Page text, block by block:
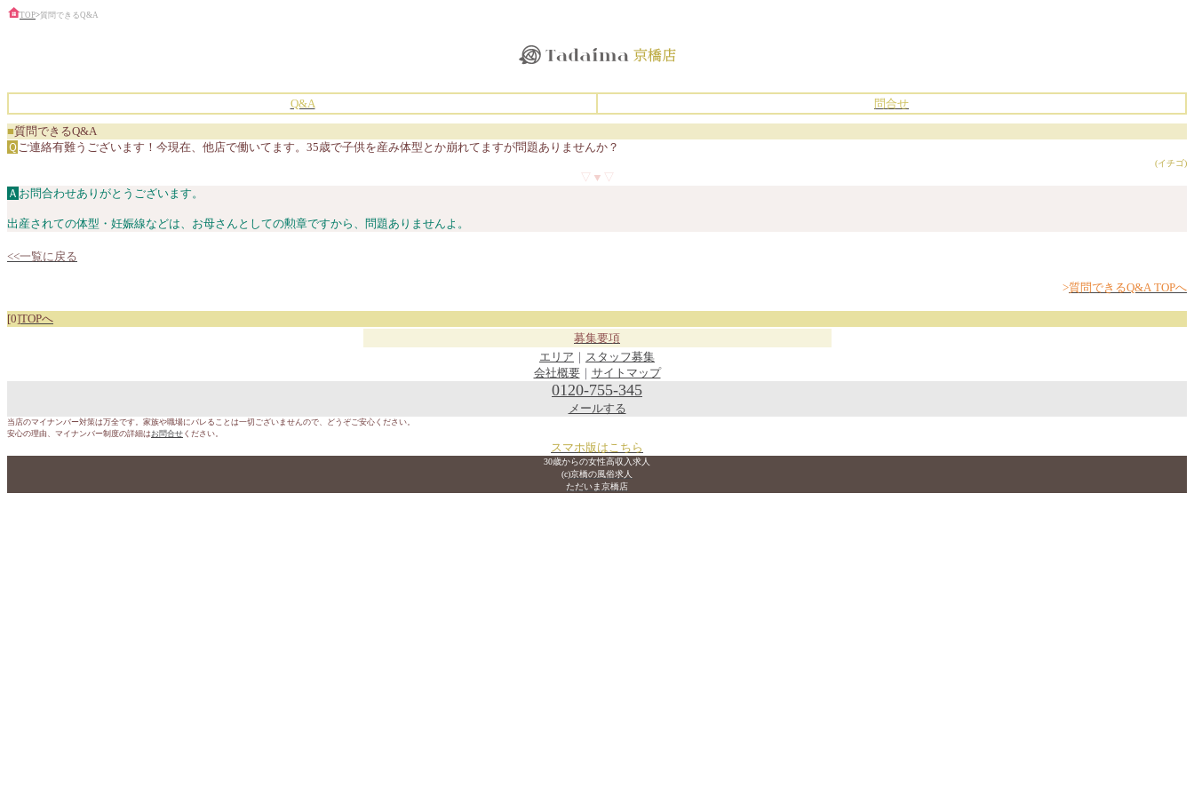
TOP>質問できるQ&A
Q&A 問合せ
■質問できるQ&A
Ｑご連絡有難うございます！今現在、他店で働いてます。35歳で子供を産み体型とか崩れてますが問題ありませんか？
(イチゴ)
▽▼▽
Ａ お問合わせありがとうございます。
出産されての体型・妊娠線などは、お母さんとしての勲章ですから、問題ありませんよ。
<<一覧に戻る
>質問できるQ&A TOPへ
[0]TOPへ
募集要項
エリア ｜ スタッフ募集
会社概要｜ サイトマップ
0120-755-345
メールする
当店のマイナンバー対策は万全です。家族や職場にバレることは一切ございませんので、どうぞご安心ください。
安心の理由、マイナンバー制度の詳細はお問合せ ください。
スマホ版はこちら
30歳からの女性高収入求人
(c)京橋の風俗求人
ただいま京橋店